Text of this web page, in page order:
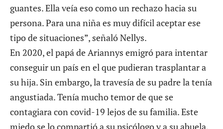
guantes. Ella veía eso como un rechazo hacia su
persona. Para una niña es muy difícil aceptar ese
tipo de situaciones”, señaló Nellys.
En 2020, el papá de Ariannys emigró para intentar
conseguir un país en el que pudieran trasplantar a
su hija. Sin embargo, la travesía de su padre la tenía
angustiada. Tenía mucho temor de que se
contagiara con covid-19 lejos de su familia. Este